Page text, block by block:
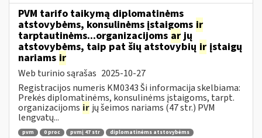
PVM tarifo taikymą diplomatinėms
atstovybėms, konsulinėms įstaigoms ir
tarptautinėms...organizacijoms arjų
atstovybėms, taip pat šių atstovybių ir įstaigų
nariams ir
Web turinio sąrašas 2025-10-27
Registracijos numeris KM0343 Ši informacija skelbiama:
Prekės diplomatinėms, konsulinėms įstaigoms, tarpt.
organizacijoms ir jų šeimos nariams (47 str.) PVM
lengvatų...
pvm 0 proc pvmį 47 str
diplomatinėms atstovybėms